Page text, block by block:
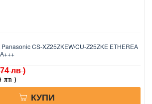
CS-XZ25ZKEW/CU-Z25ZKE ETHEREA
лв )
лв )
КУПИ